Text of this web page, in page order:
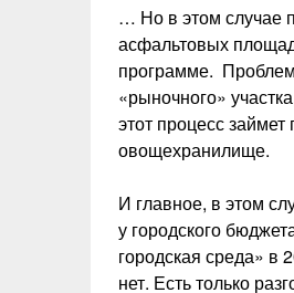
… Но в этом случае
асфальтовых
программе.
«рыночного»
этот процесс
овощехранилище.
И главное, в этом
у городского
городская среда» в
нет. Есть только